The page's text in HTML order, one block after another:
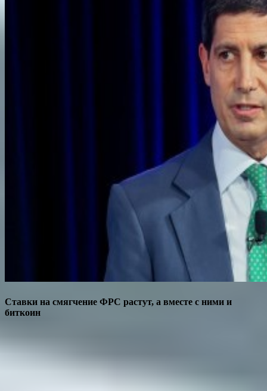
Ставки на смягчение ФРС растут, а вместе с ними и
биткоин